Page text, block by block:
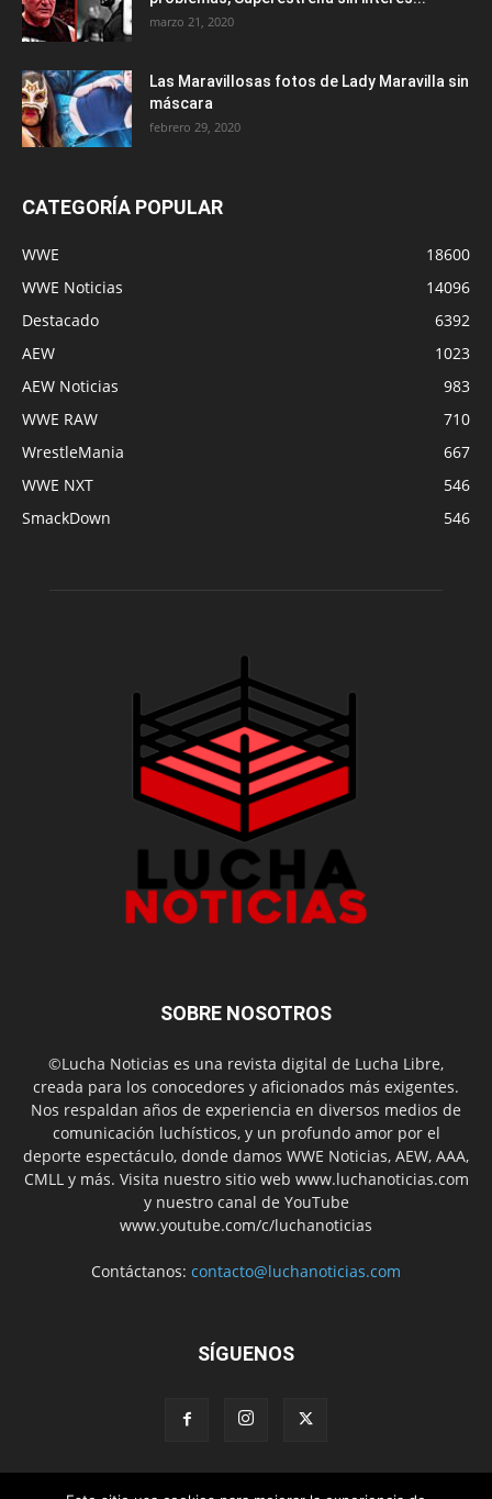
marzo 21, 2020
Las Maravillosas fotos de Lady Maravilla sin
máscara
febrero 29, 2020
CATEGORÍA POPULAR
WWE
18600
WWE Noticias
14096
Destacado
6392
AEW
1023
AEW Noticias
983
WWE RAW
710
WrestleMania
667
WWE NXT
546
SmackDown
546
SOBRE NOSOTROS
©Lucha Noticias es una revista digital de Lucha Libre,
creada para los conocedores y aficionados más exigentes.
Nos respaldan años de experiencia en diversos medios de
comunicación luchísticos, y un profundo amor por el
deporte espectáculo, donde damos WWE Noticias, AEW, AAA,
CMLL y más. Visita nuestro sitio web www.luchanoticias.com
y nuestro canal de YouTube
www.youtube.com/c/luchanoticias
Contáctanos: contacto@luchanoticias.com
SÍGUENOS